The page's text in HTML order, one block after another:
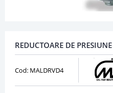
REDUCTOARE DE
Cod: MALDRVD4